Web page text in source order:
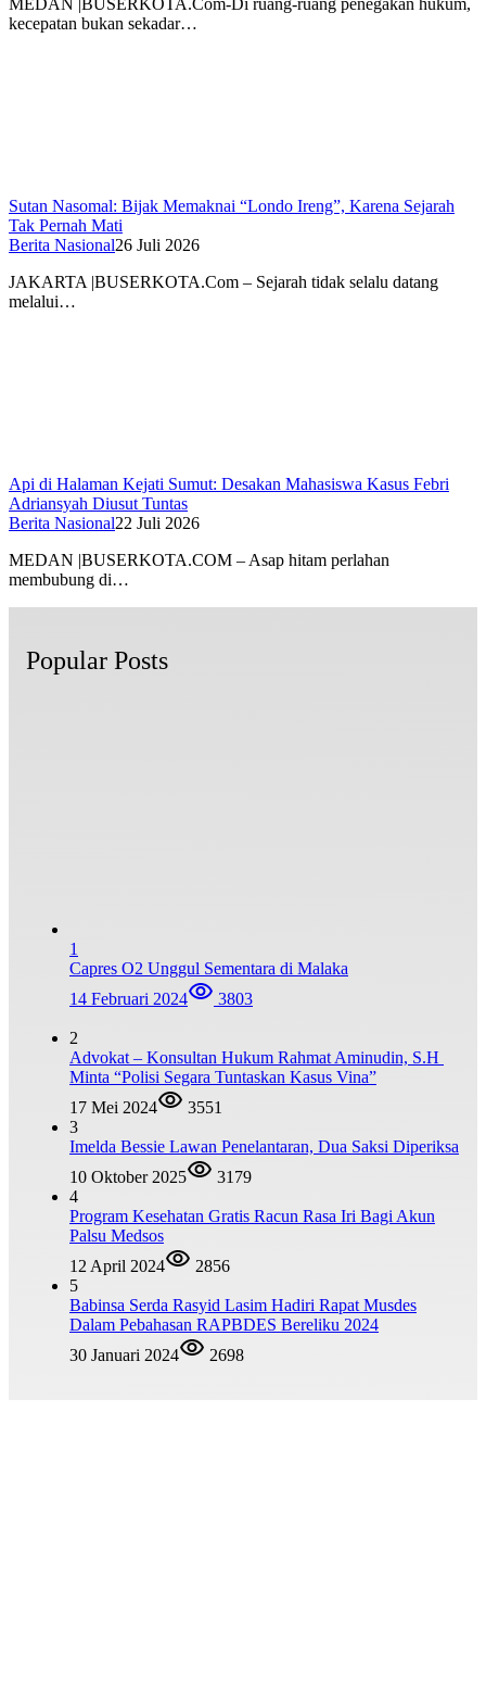
kecepatan bukan sekadar…
Sutan Nasomal: Bijak Memaknai “Londo Ireng”, Karena Sejarah
Tak Pernah Mati
Berita Nasional26 Juli 2026
JAKARTA |BUSERKOTA.Com – Sejarah tidak selalu datang
melalui…
Api di Halaman Kejati Sumut: Desakan Mahasiswa Kasus Febri
Adriansyah Diusut Tuntas
Berita Nasional22 Juli 2026
MEDAN |BUSERKOTA.COM – Asap hitam perlahan
membubung di…
Popular Posts
1
Capres O2 Unggul Sementara di Malaka
14 Februari 2024
3803
2
Advokat – Konsultan Hukum Rahmat Aminudin, S.H
Minta “Polisi Segara Tuntaskan Kasus Vina”
17 Mei 2024
3551
3
Imelda Bessie Lawan Penelantaran, Dua Saksi Diperiksa
10 Oktober 2025
3179
4
Program Kesehatan Gratis Racun Rasa Iri Bagi Akun
Palsu Medsos
12 April 2024
2856
5
Babinsa Serda Rasyid Lasim Hadiri Rapat Musdes
Dalam Pebahasan RAPBDES Bereliku 2024
30 Januari 2024
2698